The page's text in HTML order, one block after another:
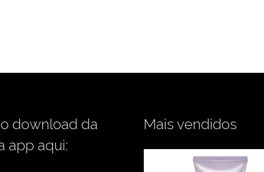
download da
app aqui:
Mais vendidos